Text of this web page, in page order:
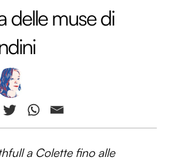
delle muse di
a Colette fino alle